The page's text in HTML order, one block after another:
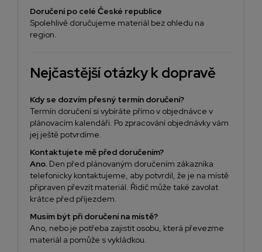
Doručení po celé České republice
Spolehlivě doručujeme materiál bez ohledu na
region.
Nejčastější otázky k dopravě
Kdy se dozvím přesný termín doručení?
Termín doručení si vybíráte přímo v objednávce v
plánovacím kalendáři. Po zpracování objednávky vám
jej ještě potvrdíme.
Kontaktujete mě před doručením?
Ano. Den před plánovaným doručením zákazníka
telefonicky kontaktujeme, aby potvrdil, že je na místě
připraven převzít materiál. Řidič může také zavolat
krátce před příjezdem.
Musím být při doručení na místě?
Ano, nebo je potřeba zajistit osobu, která převezme
materiál a pomůže s vykládkou.